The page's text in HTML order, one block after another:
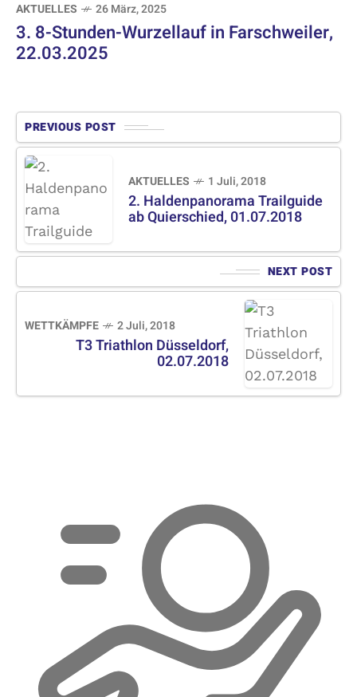
AKTUELLES 26 März, 2025
3. 8-Stunden-Wurzellauf in Farschweiler,
22.03.2025
PREVIOUS POST
AKTUELLES 1 Juli, 2018
2. Haldenpanorama Trailguide
ab Quierschied, 01.07.2018
NEXT POST
WETTKÄMPFE 2 Juli, 2018
T3 Triathlon Düsseldorf,
02.07.2018